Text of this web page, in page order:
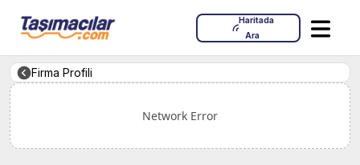
Haritada
Ara
Firma Profili
Network Error